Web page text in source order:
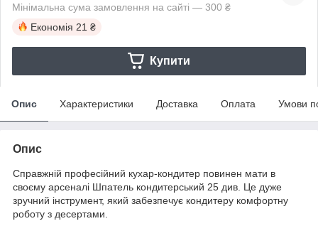
Мінімальна сума замовлення на сайті — 300 ₴
Економія 21 ₴
Купити
Опис Характеристики Доставка Оплата Умови
Опис
Справжній професійний кухар-кондитер повинен мати в
своєму арсеналі Шпатель кондитерський 25 див. Це дуже
зручний інструмент, який забезпечує кондитеру комфортну
роботу з десертами.